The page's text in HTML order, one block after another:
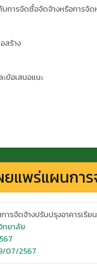
บการจัดซื้อจัดจ้างหรือการจั
สร้าง
ข้อเสนอแนะ
ยแพร่แผนกา
การจัดจ้างปรับปรุงอาคารเรี
ทยาลัย
07/2567